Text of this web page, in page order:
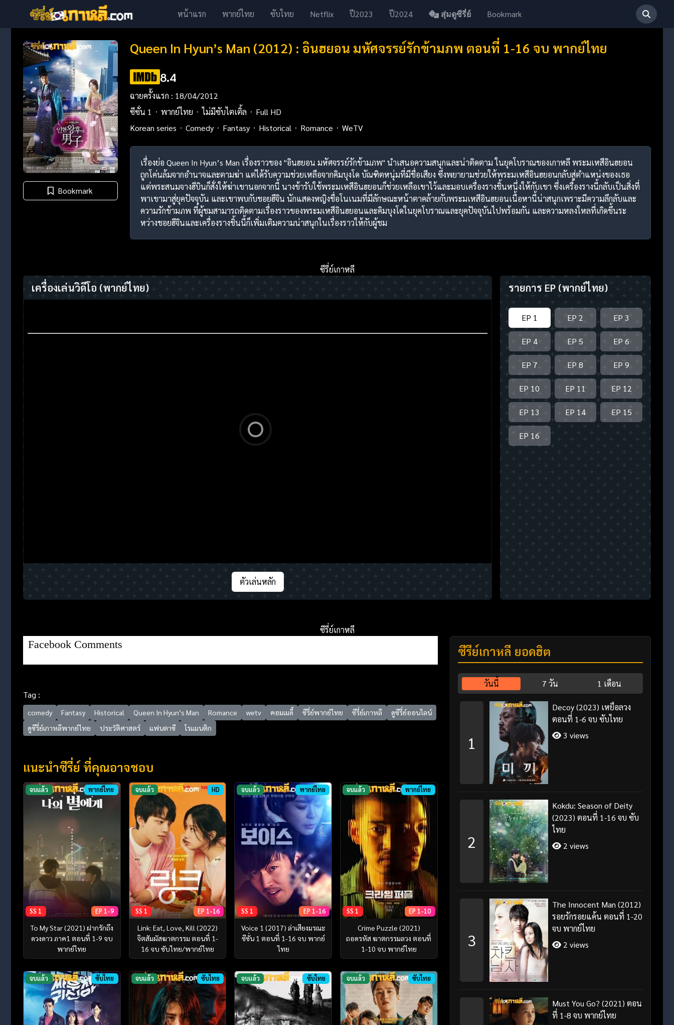
หน้าแรก พากย์ไทย ซับไทย Netflix ปี2023 ปี2024 สุ่มดูซีรี่ย์ Bookmark
Bookmark
Queen In Hyun’s Man (2012) : อินฮยอน มหัศจรรย์รักข้ามภพ ตอนที่ 1-16 จบ พากย์ไทย
8.4
ฉายครั้งแรก : 18/04/2012
ซีซั่น 1
พากย์ไทย ไม่มีซับไตเติ้ล
Full HD
Korean series
Comedy Fantasy Historical Romance WeTV
เรื่องย่อ Queen In Hyun’s Man เรื่องราวของ "อินฮยอน มหัศจรรย์รักข้ามภพ" นำเสนอความสนุกและน่าติดตาม ในยุคโบราณของเกาหลี พระมเหสีอินฮยอน
ถูกโค่นล้มจากอำนาจและตามฆ่า แต่ได้รับความช่วยเหลือจากคิมบุงโด บัณฑิตหนุ่มที่มีชื่อเสียง ซึ่งพยายามช่วยให้พระมเหสีอินฮยอนกลับสู่ตำแหน่งของเธอ
แต่พระสนมจางฮีบินก็สั่งให้ฆ่าเขานอกจากนี้ นางข้ารับใช้พระมเหสีอินฮยอนก็ช่วยเหลือเขาไว้และมอบเครื่องรางชิ้นหนึ่งให้กับเขา ซึ่งเครื่องรางนี้กลับเป็นสิ่งที่
พาเขามาสู่ยุคปัจจุบัน และเขาพบกับชอยฮีจิน นักแสดงหญิงชื่อโนเนมที่มีลักษณะหน้าตาคล้ายกับพระมเหสีอินฮยอนเนื้อหานี้น่าสนุกเพราะมีความลึกลับและ
ความรักข้ามภพ ที่ผู้ชมสามารถติดตามเรื่องราวของพระมเหสีอินฮยอนและคิมบุงโดในยุคโบราณและยุคปัจจุบันไปพร้อมกัน และความหลงใหลที่เกิดขึ้นระ
หว่างชอยฮีจินและเครื่องรางชิ้นนี้ก็เพิ่มเติมความน่าสนุกในเรื่องราวให้กับผู้ชม
ซีรี่ย์เกาหลี
เครื่องเล่นวิดีโอ (พากย์ไทย)
ตัวเล่นหลัก
รายการ EP (พากย์ไทย)
EP 1 EP 2 EP 3
EP 4 EP 5 EP 6
EP 7 EP 8 EP 9
EP 10 EP 11 EP 12
EP 13 EP 14 EP 15
EP 16
ซีรี่ย์เกาหลี
Facebook Comments
Tag :
comedy Fantasy Historical Queen In Hyun’s Man Romance wetv คอมเมดี้ ซีรี่ย์พากย์ไทย ซีรี่ย์เกาหลี
ดูซีรี่ย์ออนไลน์
ดูซีรี่ย์เกาหลีพากย์ไทย
ประวัติศาสตร์ แฟนตาซี โรแมนติก
แนะนำซีรี่ย์ ที่คุณอาจชอบ
จบแล้ว พากย์ไทย
SS 1 EP 1-9
To My Star (2021) ฝากรักถึง
ดวงดาว ภาค1 ตอนที่ 1-9 จบ
พากย์ไทย
จบแล้ว HD
SS 1 EP 1-16
Link: Eat, Love, Kill (2022)
จิตสัมผัสฆาตกรรม ตอนที่ 1-
16 จบ ซับไทย/พากย์ไทย
จบแล้ว พากย์ไทย
SS 1 EP 1-16
Voice 1 (2017) ล่าเสียงมรณะ
ซีซั่น 1 ตอนที่ 1-16 จบ พากย์
ไทย
จบแล้ว พากย์ไทย
SS 1 EP 1-10
Crime Puzzle (2021)
ถอดรหัส ฆาตกรรมลวง ตอนที่
1-10 จบ พากย์ไทย
จบแล้ว ซับไทย จบแล้ว ซับไทย จบแล้ว ซับไทย จบแล้ว ซับไทย
ซีรี่ย์เกาหลี ยอดฮิต
วันนี้ 7 วัน 1 เดือน
1
Decoy (2023) เหยื่อลวง
ตอนที่ 1-6 จบ ซับไทย
3 views
2
Kokdu: Season of Deity
(2023) ตอนที่ 1-16 จบ ซับ
ไทย
2 views
3
The Innocent Man (2012)
รอยรักรอยแค้น ตอนที่ 1-20
จบ พากย์ไทย
2 views
Must You Go? (2021) ตอน
ที่ 1-8 จบ พากย์ไทย